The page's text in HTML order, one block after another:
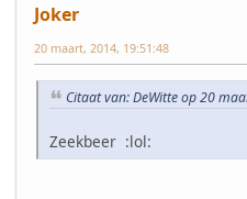
Joker
20 maart, 2014, 19:51:48
Citaat van: DeWitte op 20
Zeekbeer :lol: